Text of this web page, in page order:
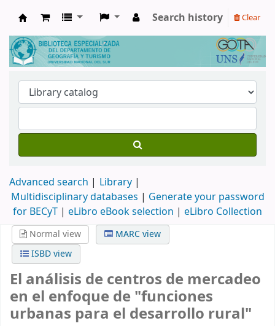
Biblioteca de Geografía y Turismo
Search history Clear
Advanced search
Library
Multidisciplinary databases | Generate your password
for BECyT | eLibro eBook selection | eLibro Collection
Normal view
MARC view
ISBD view
El análisis de centros de mercadeo
en el enfoque de "funciones
urbanas para el desarrollo rural"